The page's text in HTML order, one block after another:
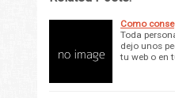
Como
Toda
dejo unos
tu web o en